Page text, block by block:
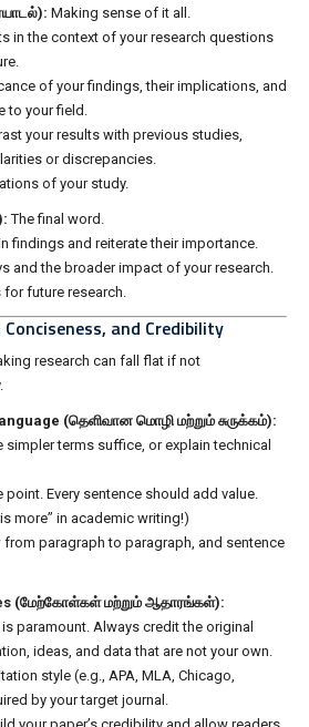
Making sense of it all.
in the context of your research questions
of your findings, their implications, and
to your field.
your results with previous studies,
or discrepancies.
of your study.
The final word.
findings and reiterate their importance.
and the broader impact of your research.
future research.
and Credibility
research can fall flat if not
(தெளிவான மொழி மற்றும் சுருக்கம்):
simpler terms suffice, or explain technical
point. Every sentence should add value.
more” in academic writing!)
paragraph to paragraph, and sentence
(மேற்கோள்கள் மற்றும் ஆதாரங்கள்):
paramount. Always credit the original
ideas, and data that are not your own.
style (e.g., APA, MLA, Chicago,
by your target journal.